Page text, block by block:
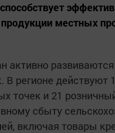
местных
активно
В регионе действуют
точек и 21
сбыту
включая товары